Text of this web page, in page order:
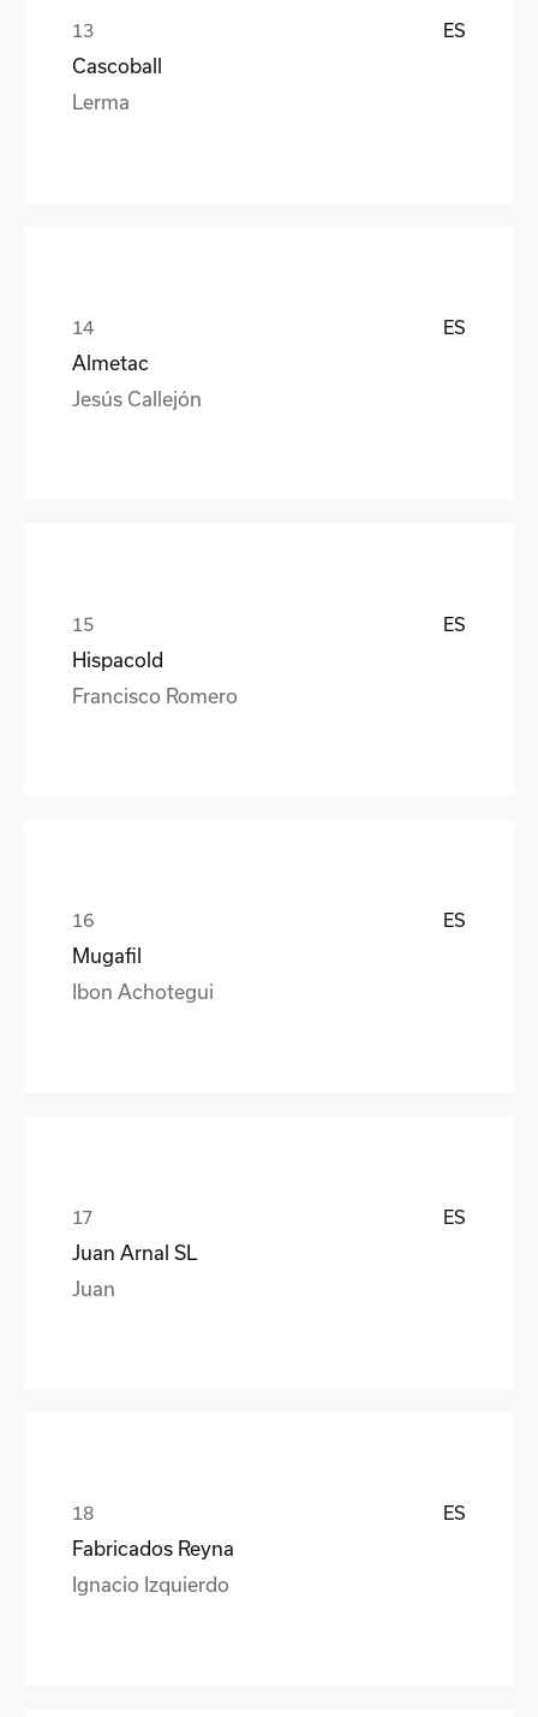
ES
Cascoball
Lerma
ES
Almetac
Jesús Callejón
ES
Hispacold
Francisco Romero
ES
Mugafil
Ibon Achotegui
ES
Juan Arnal SL
Juan
ES
Fabricados Reyna
Ignacio Izquierdo